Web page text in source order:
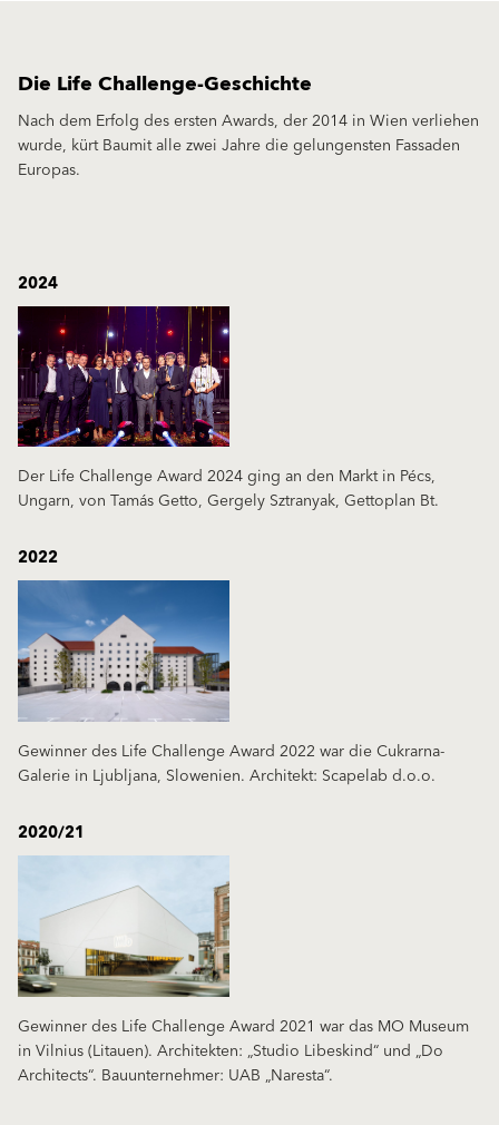
Die Life Challenge-Geschichte
Nach dem Erfolg des ersten Awards, der 2014 in Wien verliehen
wurde, kürt Baumit alle zwei Jahre die gelungensten Fassaden
Europas.
2024
Der Life Challenge Award 2024 ging an den Markt in Pécs,
Ungarn, von Tamás Getto, Gergely Sztranyak, Gettoplan Bt.
2022
Gewinner des Life Challenge Award 2022 war die Cukrarna-
Galerie in Ljubljana, Slowenien. Architekt: Scapelab d.o.o.
2020/21
Gewinner des Life Challenge Award 2021 war das MO Museum
in Vilnius (Litauen). Architekten: „Studio Libeskind“ und „Do
Architects“. Bauunternehmer: UAB „Naresta“.